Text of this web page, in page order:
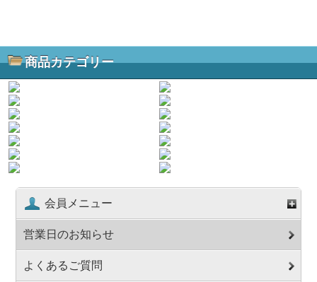
商品カテゴリー
会員メニュー
営業日のお知らせ
よくあるご質問